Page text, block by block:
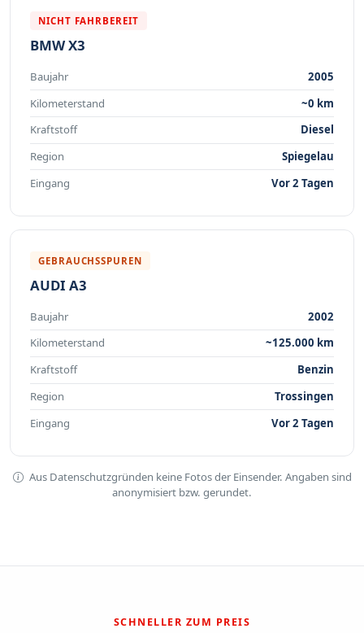
NICHT FAHRBEREIT
BMW X3
Baujahr
2005
Kilometerstand
~0 km
Kraftstoff
Diesel
Region
Spiegelau
Eingang
Vor 2 Tagen
GEBRAUCHSSPUREN
AUDI A3
Baujahr
2002
Kilometerstand
~125.000 km
Kraftstoff
Benzin
Region
Trossingen
Eingang
Vor 2 Tagen
Aus Datenschutzgründen keine Fotos der Einsender. Angaben sind
anonymisiert bzw. gerundet.
SCHNELLER ZUM PREIS